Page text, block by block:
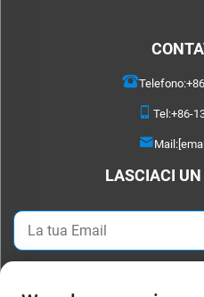
Telefono:
Tel:+86-
Mail:
LASCIACI